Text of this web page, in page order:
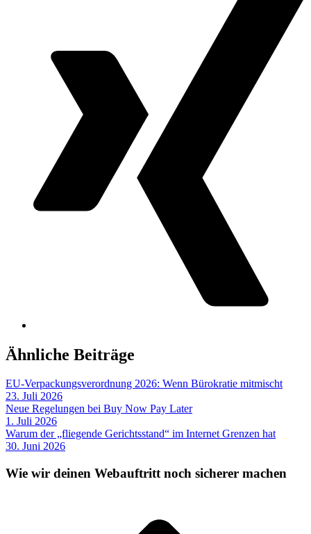
Ähnliche Beiträge
EU-Verpackungsverordnung 2026: Wenn Bürokratie mitmischt
23. Juli 2026
Neue Regelungen bei Buy Now Pay Later
1. Juli 2026
Warum der „fliegende Gerichtsstand“ im Internet Grenzen hat
30. Juni 2026
Wie wir deinen Webauftritt noch sicherer machen